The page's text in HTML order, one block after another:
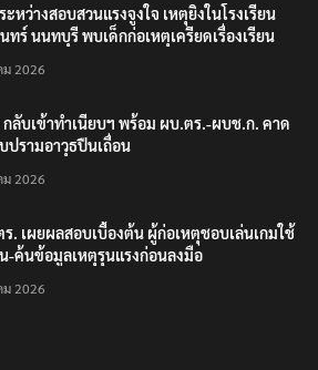
ะหว่างสอบสวนแรงจูงใจ เหตุยิงในโรงเรียน
ทร์ นนทบุรี พบเด็กก่อเหตุเครียดเรื่องเรียน
ม 2026
กลับเข้าทำเนียบฯ พร้อม ผบ.ตร.-ผบช.ก. คาด
ปรามอาวุธปืนเถื่อน
ม 2026
ร. เผยผลสอบเบื้องต้น ผู้ก่อเหตุชอบเล่นเกมใช้
-ค้นข้อมูลเหตุรุนแรงก่อนลงมือ
ม 2026